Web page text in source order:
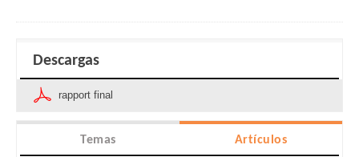
Descargas
rapport final
Temas Artículos